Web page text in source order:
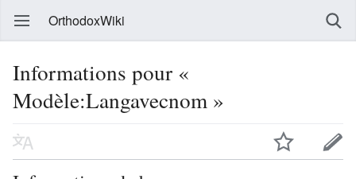
OrthodoxWiki
Informations pour «
Modèle:Langavecnom »